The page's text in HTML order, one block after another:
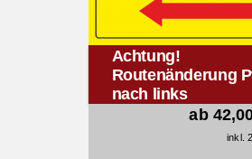
Achtung!
Routenänderung
nach links
ab
inkl.